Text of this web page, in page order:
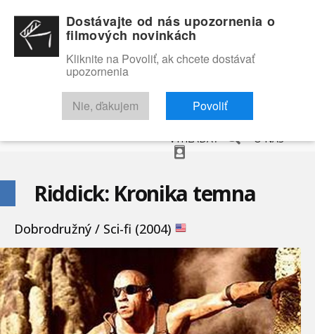
RECENZIE TRAILERY FILMOVÁ DATABÁZA
VYHĽADAŤ O NÁS
Riddick: Kronika temna
Dobrodružný / Sci-fi (2004)
Dostávajte od nás upozornenia o
filmových novinkách
Kliknite na Povoliť, ak chcete dostávať
upozornenia
Nie, ďakujem Povoliť